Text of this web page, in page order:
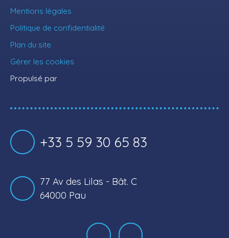
Mentions légales
Politique de confidentialité
Plan du site
Gérer les cookies
Propulsé par
+33 5 59 30 65 83
77 Av des Lilas - Bât. C
64000 Pau